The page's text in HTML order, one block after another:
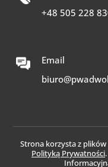
+48 505 228
Email
Strona korzysta z plików
Polityką Prywatności